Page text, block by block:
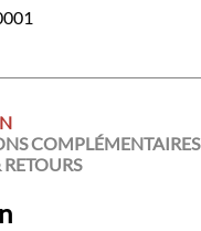
COMPLÉMENTAIRES